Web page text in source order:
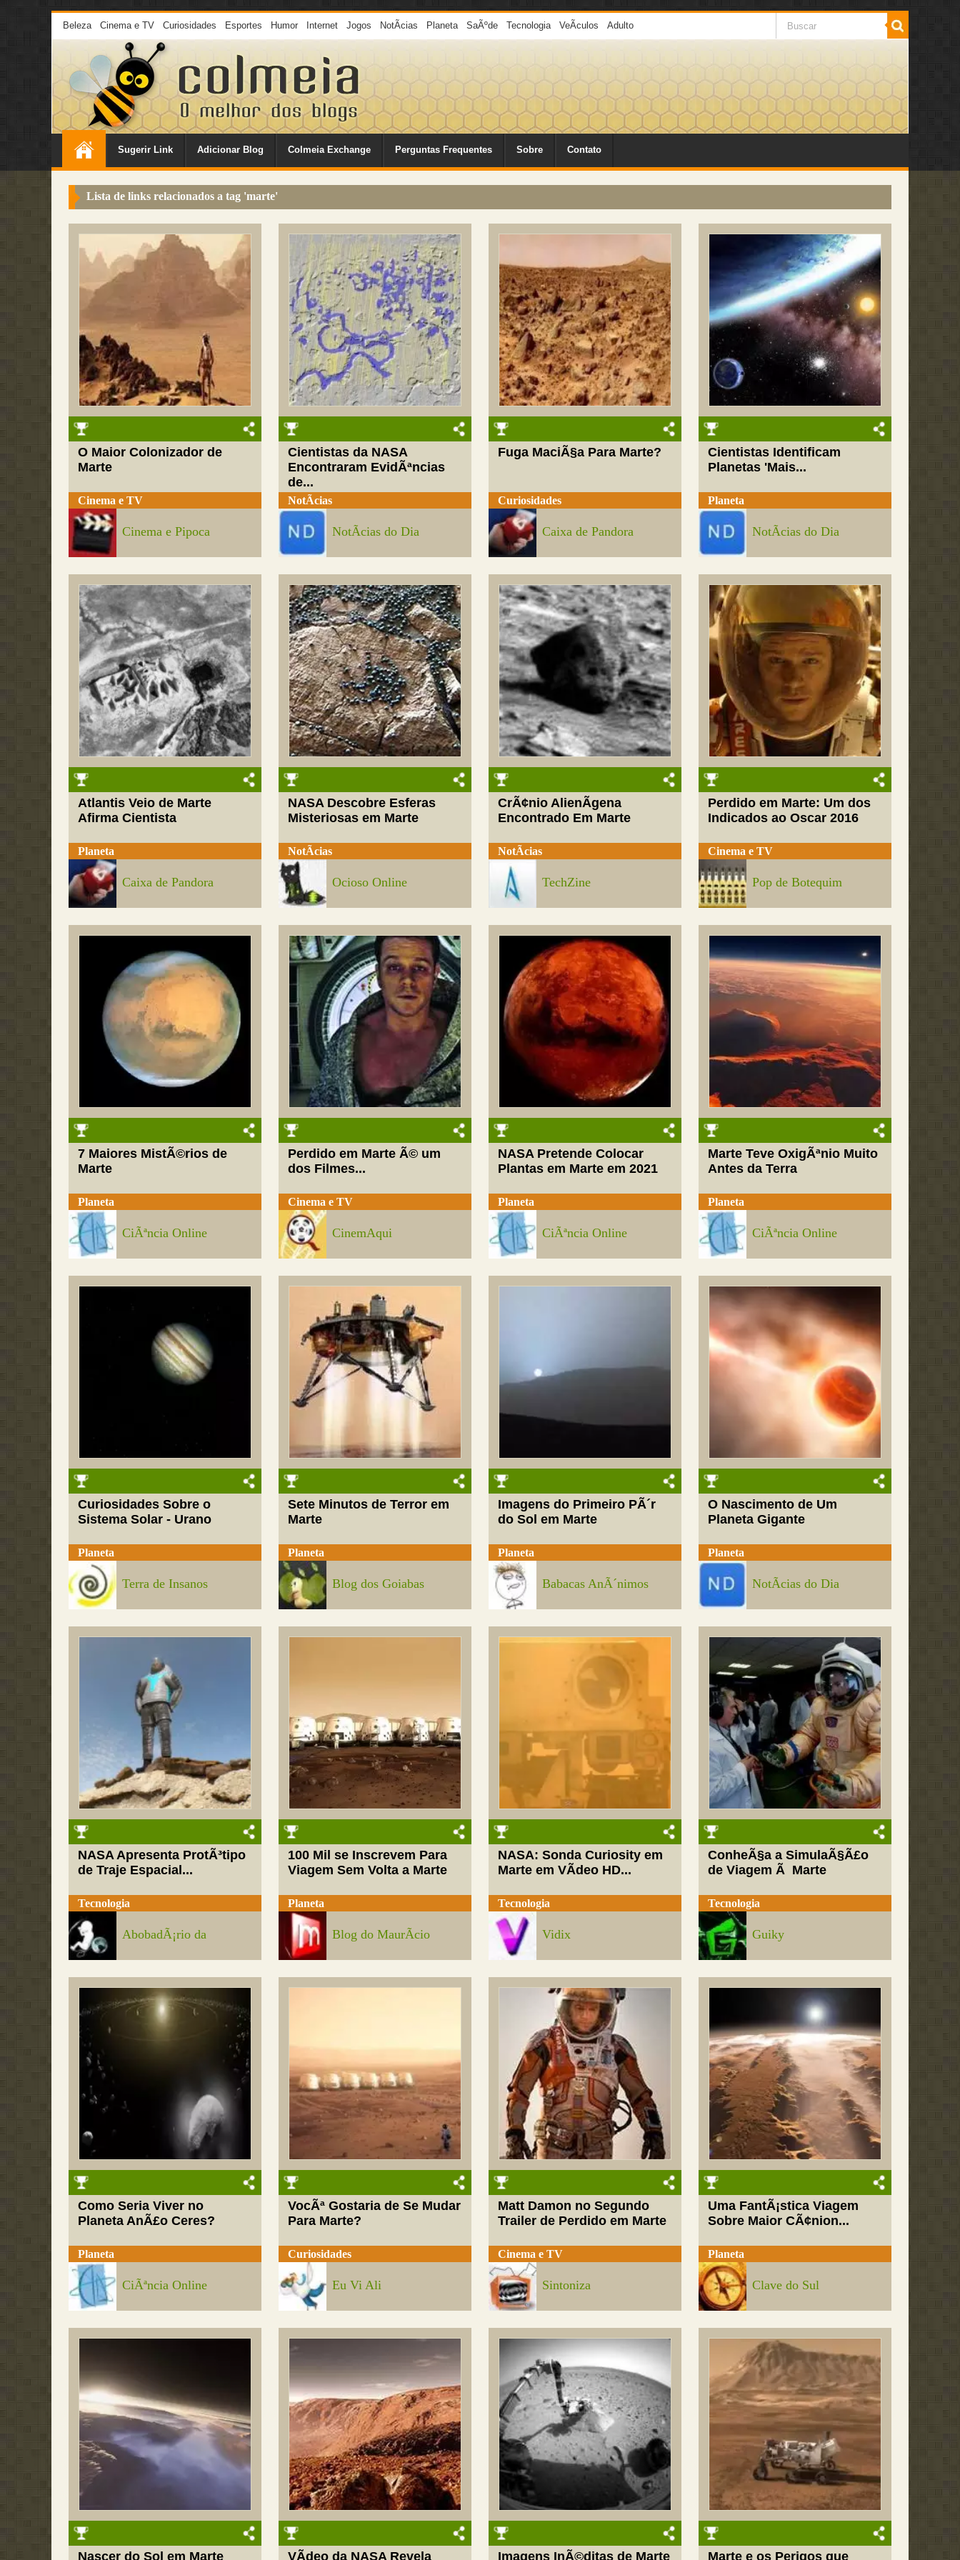
Beleza Cinema e TV Curiosidades Esportes Humor Internet Jogos NotÃ­cias Planeta SaÃºde Tecnologia VeÃ­culos Adulto
Sugerir Link Adicionar Blog Colmeia Exchange Perguntas Frequentes Sobre Contato
Lista de links relacionados a tag 'marte'
O Maior Colonizador de
Marte
Cinema e TV
Cinema e Pipoca
Cientistas da NASA
Encontraram EvidÃªncias
de...
NotÃ­cias
NotÃ­cias do Dia
Fuga MaciÃ§a Para Marte?
Curiosidades
Caixa de Pandora
Cientistas Identificam
Planetas 'Mais...
Planeta
NotÃ­cias do Dia
Atlantis Veio de Marte
Afirma Cientista
Planeta
Caixa de Pandora
NASA Descobre Esferas
Misteriosas em Marte
NotÃ­cias
Ocioso Online
CrÃ¢nio AlienÃ­gena
Encontrado Em Marte
NotÃ­cias
TechZine
Perdido em Marte: Um dos
Indicados ao Oscar 2016
Cinema e TV
Pop de Botequim
7 Maiores MistÃ©rios de
Marte
Planeta
CiÃªncia Online
Perdido em Marte Ã© um
dos Filmes...
Cinema e TV
CinemAqui
NASA Pretende Colocar
Plantas em Marte em 2021
Planeta
CiÃªncia Online
Marte Teve OxigÃªnio Muito
Antes da Terra
Planeta
CiÃªncia Online
Curiosidades Sobre o
Sistema Solar - Urano
Planeta
Terra de Insanos
Sete Minutos de Terror em
Marte
Planeta
Blog dos Goiabas
Imagens do Primeiro PÃ´r
do Sol em Marte
Planeta
Babacas AnÃ´nimos
O Nascimento de Um
Planeta Gigante
Planeta
NotÃ­cias do Dia
NASA Apresenta ProtÃ³tipo
de Traje Espacial...
Tecnologia
AbobadÃ¡rio da
100 Mil se Inscrevem Para
Viagem Sem Volta a Marte
Planeta
Blog do MaurÃ­cio
NASA: Sonda Curiosity em
Marte em VÃ­deo HD...
Tecnologia
Vidix
ConheÃ§a a SimulaÃ§Ã£o
de Viagem Ã Marte
Tecnologia
Guiky
Como Seria Viver no
Planeta AnÃ£o Ceres?
Planeta
CiÃªncia Online
VocÃª Gostaria de Se Mudar
Para Marte?
Curiosidades
Eu Vi Ali
Matt Damon no Segundo
Trailer de Perdido em Marte
Cinema e TV
Sintoniza
Uma FantÃ¡stica Viagem
Sobre Maior CÃ¢nion...
Planeta
Clave do Sul
Nascer do Sol em Marte VÃ­deo da NASA Revela Imagens InÃ©ditas de Marte Marte e os Perigos que